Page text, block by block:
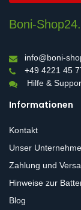
Boni-
info@boni-
+49 4221 45
Hilfe &
Informationen
Kontakt
Unser
Zahlung und
Hinweise zur
Blog